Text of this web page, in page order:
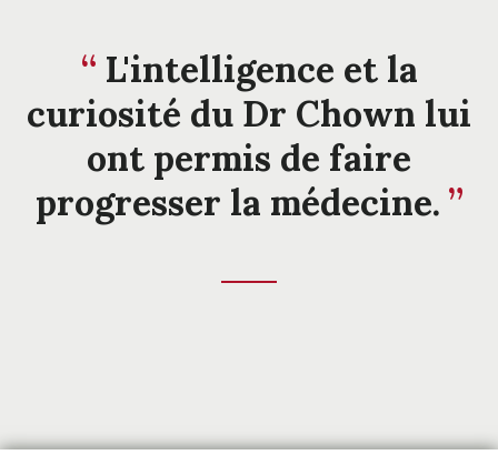
L'intelligence et la
curiosité du Dr Chown lui
ont permis de faire
progresser la médecine.